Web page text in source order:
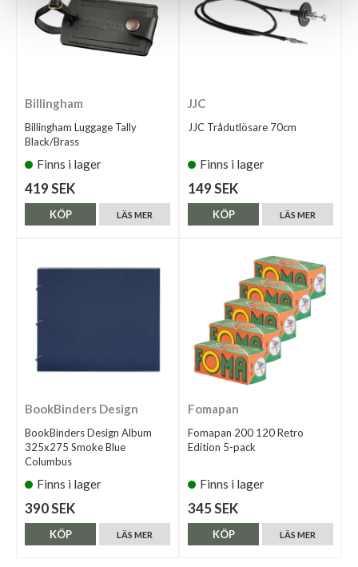
Billingham
Billingham Luggage Tally
Black/Brass
Finns i lager
419 SEK
LÄS MER
KÖP
JJC
JJC Trådutlösare 70cm
Finns i lager
149 SEK
LÄS MER
KÖP
BookBinders Design
BookBinders Design Album
325x275 Smoke Blue
Columbus
Finns i lager
390 SEK
LÄS MER
KÖP
Fomapan
Fomapan 200 120 Retro
Edition 5-pack
Finns i lager
345 SEK
LÄS MER
KÖP